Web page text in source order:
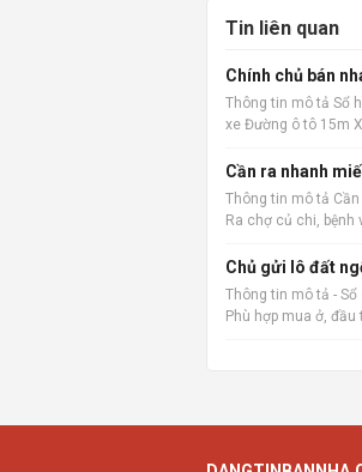
Tin liên quan
Chính chủ bán
Thông tin mô tả Sổ
xe Đường ô tô 15m
Cần ra nhanh
Thông tin mô tả
Ra chợ củ chi, bệnh
Chủ gửi lô đất
Thông tin mô tả -
Phù hợp mua ở,